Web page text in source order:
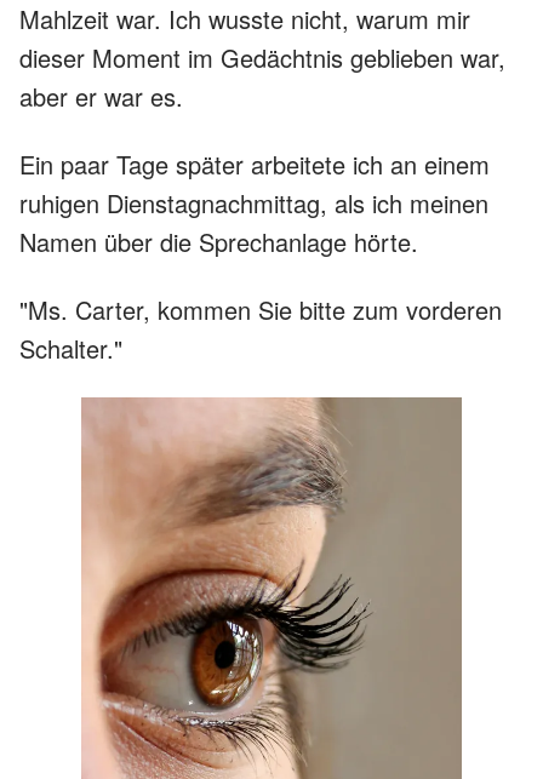
Mahlzeit war. Ich wusste nicht, warum mir
dieser Moment im Gedächtnis geblieben war,
aber er war es.
Ein paar Tage später arbeitete ich an einem
ruhigen Dienstagnachmittag, als ich meinen
Namen über die Sprechanlage hörte.
"Ms. Carter, kommen Sie bitte zum vorderen
Schalter."